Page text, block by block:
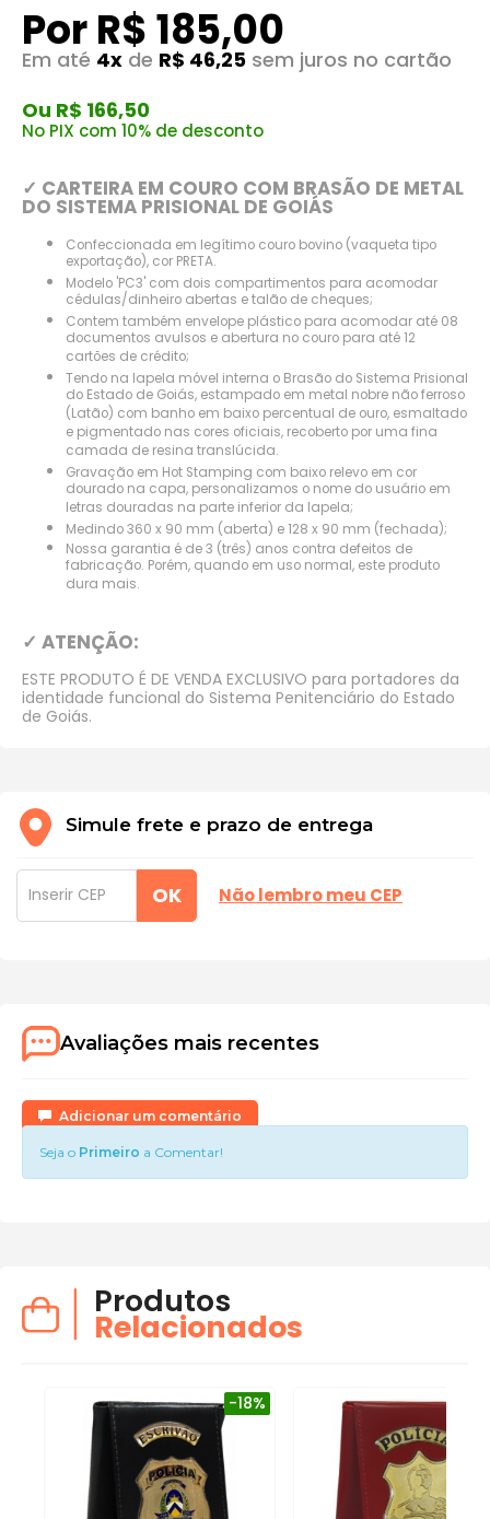
Por R$ 185,00
Em até 4x de R$ 46,25 sem juros no cartão
Ou R$ 166,50
No PIX com 10% de desconto
✓ CARTEIRA EM COURO COM BRASÃO DE METAL
DO SISTEMA PRISIONAL DE GOIÁS
Confeccionada em legítimo couro bovino (vaqueta tipo
exportação), cor PRETA.
Modelo 'PC3' com dois compartimentos para acomodar
cédulas/dinheiro abertas e talão de cheques;
Contem também envelope plástico para acomodar até 08
documentos avulsos e abertura no couro para até 12
cartões de crédito;
Tendo na lapela móvel interna o Brasão do Sistema Prisional
do Estado de Goiás, estampado em metal nobre não ferroso
(Latão) com banho em baixo percentual de ouro, esmaltado
e pigmentado nas cores oficiais, recoberto por uma fina
camada de resina translúcida.
Gravação em Hot Stamping com baixo relevo em cor
dourado na capa, personalizamos o nome do usuário em
letras douradas na parte inferior da lapela;
Medindo 360 x 90 mm (aberta) e 128 x 90 mm (fechada);
Nossa garantia é de 3 (três) anos contra defeitos de
fabricação. Porém, quando em uso normal, este produto
dura mais.
✓ ATENÇÃO:
ESTE PRODUTO É DE VENDA EXCLUSIVO para portadores da
identidade funcional do Sistema Penitenciário do Estado
de Goiás.
Simule frete e prazo de entrega
OK Não lembro meu CEP
Avaliações mais recentes
Adicionar um comentário
Seja o Primeiro a Comentar!
Produtos
Relacionados
-18%